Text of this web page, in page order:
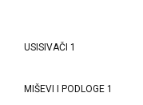
USISIVAČI 1
MIŠEVI I PODLOGE 1